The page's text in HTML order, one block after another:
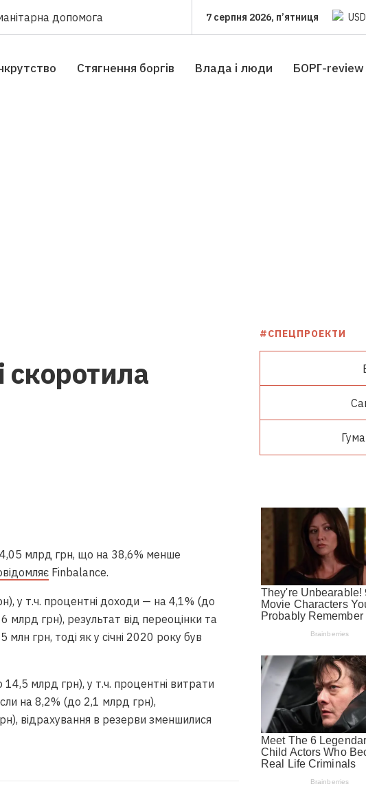
допомога 7 серпня 2026, п’ятниця
Стягнення боргiв Влада i люди БОРГ-review
скоротила
4,05 млрд грн, що на 38,6% менше
Finbalance.
у т.ч. процентні доходи — на 4,1% (до
млрд грн), результат від переоцінки та
грн, тоді як у січні 2020 року був
млрд грн), у т.ч. процентні витрати
на 8,2% (до 2,1 млрд грн),
відрахування в резерви зменшилися
#СПЕЦПРОЕКТИ